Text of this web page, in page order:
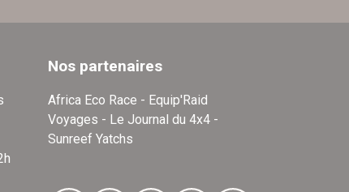
Nos partenaires
Africa Eco Race - Equip'Raid
Voyages - Le Journal du 4x4 -
Sunreef Yatchs